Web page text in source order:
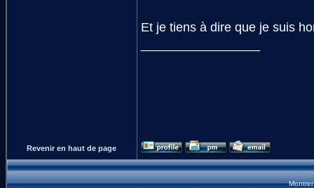
Et je tiens à dire que je suis
Revenir en haut de page